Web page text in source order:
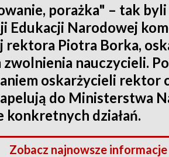
porażka" – tak
Edukacji Narodowej
rektora Piotra Borka,
nauczycieli.
oskarżycieli rektor
do Ministerstwa
konkretnych działań.
Zobacz najnowsze informacje